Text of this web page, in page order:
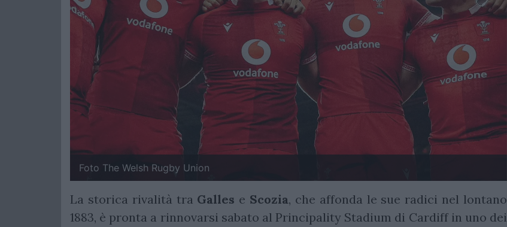
Foto The Welsh Rugby Union
La storica rivalità tra Galles e Scozia, che affonda le sue radici nel lontano
1883, è pronta a rinnovarsi sabato al Principality Stadium di Cardiff in uno dei